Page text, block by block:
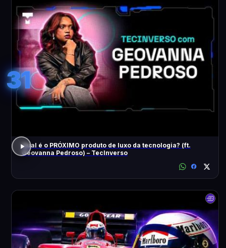
31
Qual é o PRÓXIMO produto de luxo da tecnologia? (ft.
Geovanna Pedroso) – TecInverso